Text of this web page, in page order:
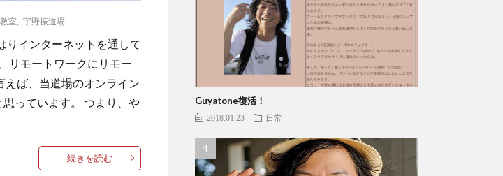
室 宇野振道場
りインターネットを通して
リモートワークにリモー
えば、当道場のオンライン
っています。 つまり、や
続きを読む
Guyatone復活！
2018.01.23 日常